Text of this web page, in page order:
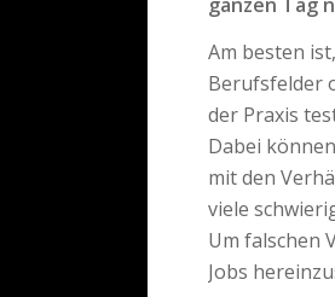
Am besten
Berufsfelder
der Praxis
Dabei
mit den
viele
Um falschen
Jobs